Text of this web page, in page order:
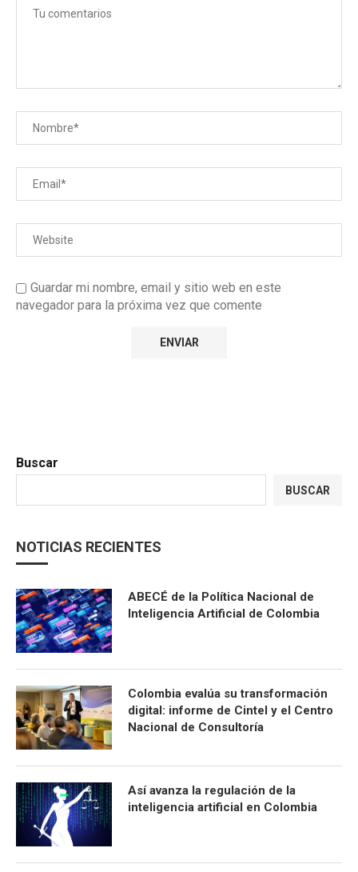
Guardar mi nombre, email y sitio web en este
navegador para la próxima vez que comente
Buscar
BUSCAR
NOTICIAS RECIENTES
ABECÉ de la Política Nacional de
Inteligencia Artificial de Colombia
Colombia evalúa su transformación
digital: informe de Cintel y el Centro
Nacional de Consultoría
Así avanza la regulación de la
inteligencia artificial en Colombia